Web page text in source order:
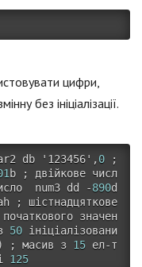
цифри,
без ініціалізації.
db
'123456' ,0
;
b ;
двійкове числ
num3 dd -890
;
шістнадцяткове
значен
50 ініціалізовани
; масив з 15 ел-т
125